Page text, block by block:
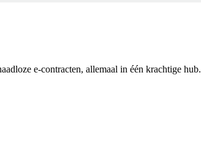
e-contracten, allemaal in één krachtige hub.